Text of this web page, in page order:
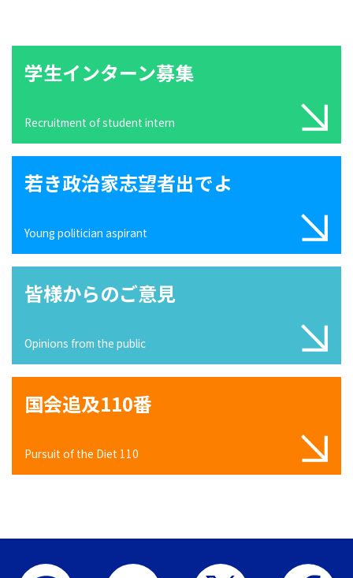
学生インターン募集
Recruitment of student intern
若き政治家志望者出でよ
Young politician aspirant
皆様からのご意見
Opinions from the public
国会追及110番
Pursuit of the Diet 110